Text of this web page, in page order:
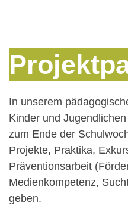
In unserem
Kinder und
zum Ende der
Projekte, Praktika,
Präventionsarbeit
Medienkompetenz,
geben.